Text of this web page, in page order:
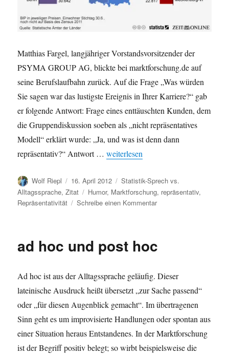
Matthias Fargel, langjähriger Vorstandsvorsitzender der
PSYMA GROUP AG, blickte bei marktforschung.de auf
seine Berufslaufbahn zurück. Auf die Frage „Was würden
Sie sagen war das lustigste Ereignis in Ihrer Karriere?“ gab
er folgende Antwort: Frage eines enttäuschten Kunden, dem
die Gruppendiskussion soeben als „nicht repräsentatives
Modell“ erklärt wurde: „Ja, und was ist denn dann
repräsentativ?“ Antwort …„Marktforschungshumor:
weiterlesen
Autor
Wolf Riepl
Veröffentlicht
am
16. April 2012 Kategorien
Statistik-Sprech vs.
Alltagssprache,Zitat Schlagwörter
Humor, Marktforschung, repräsentativ,
Repräsentativität
Schreibe einen Kommentarzu
ad hoc und post hoc
Ad hoc ist aus der Alltagssprache geläufig. Dieser
lateinische Ausdruck heißt übersetzt „zur Sache passend“
oder „für diesen Augenblick gemacht“. Im übertragenen
Sinn geht es um improvisierte Handlungen oder spontan aus
einer Situation heraus Entstandenes. In der Marktforschung
ist der Begriff positiv belegt; so wirbt beispielsweise die